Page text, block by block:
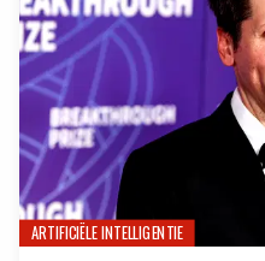
ARTIFICIËLE INTELLIGENTIE